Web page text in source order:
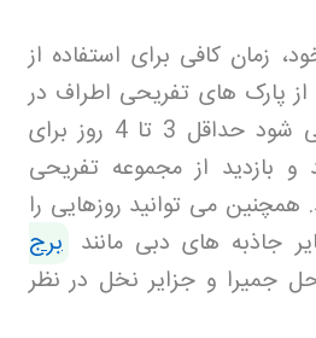
زمان کافی برای استفاده از
از پارک های تفریحی اطراف در
نظر بگیرید. توصیه می شود حداقل 3 تا 4 روز برای
و بازدید از مجموعه تفریحی
می توانید روزهایی را
جاذبه های دبی مانند برج
جمیرا و جزایر نخل در نظر